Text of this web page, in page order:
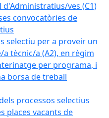
ves (C1)
convocatòries de
selectiu per a proveir un
tècnic/a (A2), en règim
per programa, i
borsa de treball
processos selectius
places vacants de